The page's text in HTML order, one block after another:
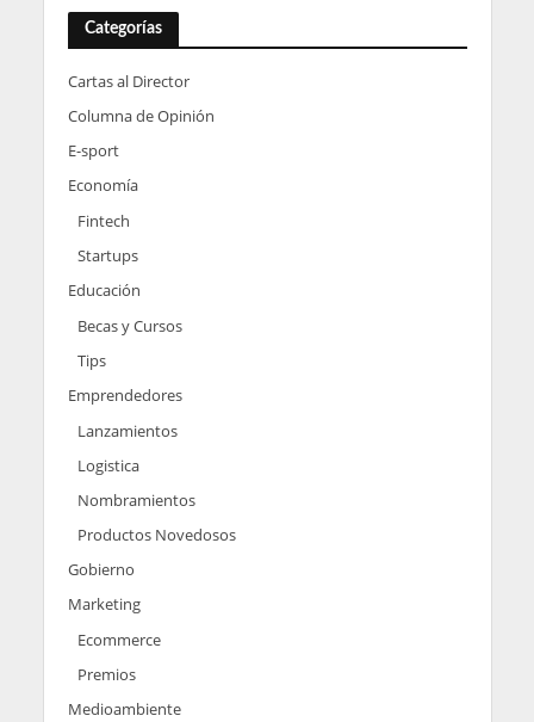
Categorías
Cartas al Director
Columna de Opinión
E-sport
Economía
Fintech
Startups
Educación
Becas y Cursos
Tips
Emprendedores
Lanzamientos
Logistica
Nombramientos
Productos Novedosos
Gobierno
Marketing
Ecommerce
Premios
Medioambiente